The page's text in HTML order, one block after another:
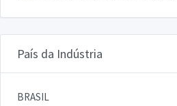
País da Indústria
BRASIL